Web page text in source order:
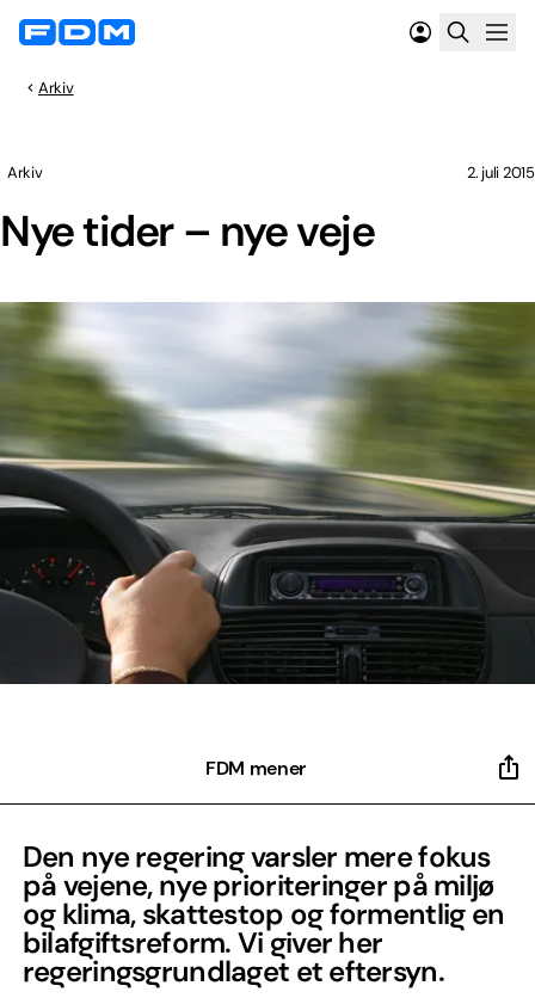
Arkiv
Nye tider – nye veje
Arkiv 2. juli 2015
FDM mener
Den nye regering varsler mere fokus
på vejene, nye prioriteringer på miljø
og klima, skattestop og formentlig en
bilafgiftsreform. Vi giver her
regeringsgrundlaget et eftersyn.